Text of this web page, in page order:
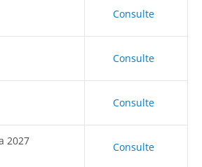
Consulte
Consulte
Consulte
2027 Consulte